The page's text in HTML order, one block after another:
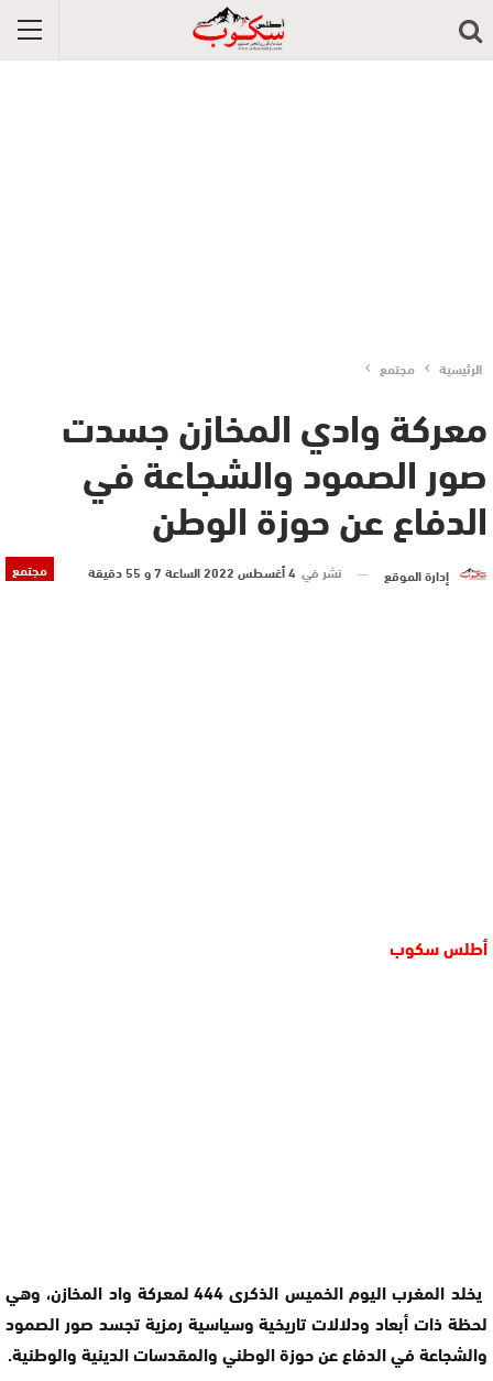
الرئيسية مجتمع
معركة وادي المخازن جسدت
صور الصمود والشجاعة في
الدفاع عن حوزة الوطن
مجتمع إدارة الموقع نشر في 4 أغسطس 2022 الساعة 7 و 55 دقيقة
أطلس سكوب
يخلد المغرب اليوم الخميس الذكرى 444 لمعركة واد المخازن، وهي
لحظة ذات أبعاد ودلالات تاريخية وسياسية رمزية تجسد صور الصمود
والشجاعة في الدفاع عن حوزة الوطني والمقدسات الدينية والوطنية.